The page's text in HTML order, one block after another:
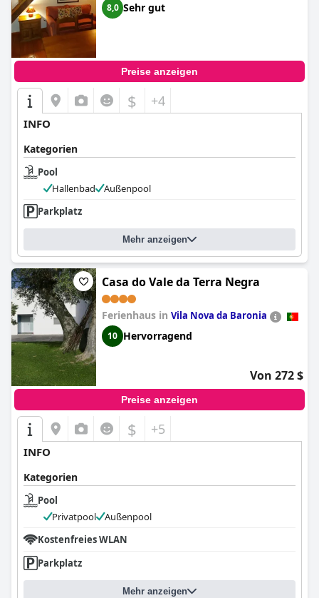
8,0 Sehr gut
Preise anzeigen
$ +4
INFO
Kategorien
Pool
Hallenbad
Außenpool
Parkplatz
Mehr anzeigen
Casa do Vale da Terra Negra
Ferienhaus in Vila Nova da Baronia
10 Hervorragend
Von 272 $
Preise anzeigen
$ +5
INFO
Kategorien
Pool
Privatpool
Außenpool
Kostenfreies WLAN
Parkplatz
Mehr anzeigen